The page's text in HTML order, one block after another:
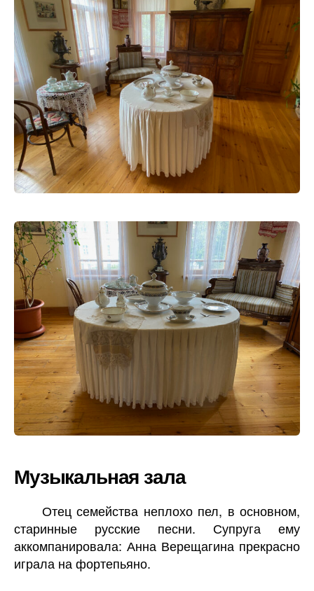
Музыкальная зала
Отец семейства неплохо пел, в основном,
старинные русские песни. Супруга ему
аккомпанировала: Анна Верещагина прекрасно
играла на фортепьяно.